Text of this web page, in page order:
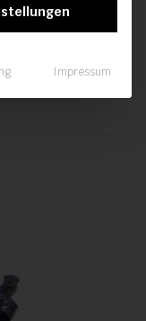
RSX
Impressum